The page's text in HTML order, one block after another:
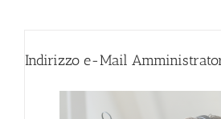
Indirizzo e-Mail